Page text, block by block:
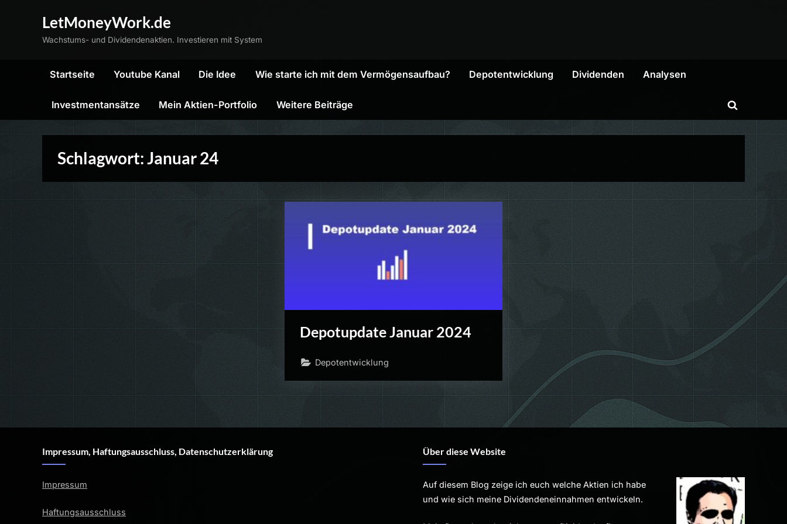
LetMoneyWork.de
Wachstums- und Dividendenaktien. Investieren mit System
Startseite Youtube Kanal Die Idee Wie starte ich mit dem Vermögensaufbau? Depotentwicklung Dividenden Analysen
Investmentansätze Mein Aktien-Portfolio Weitere Beiträge
Toggle
Schlagwort:Januar 24
Depotupdate Januar 2024
Depotentwicklung
Impressum, Haftungsausschluss, Datenschutzerklärung
Impressum
Haftungsausschluss
Über diese Website
Auf diesem Blog zeige ich euch welche Aktien ich habe
und wie sich meine Dividendeneinnahmen entwickeln.